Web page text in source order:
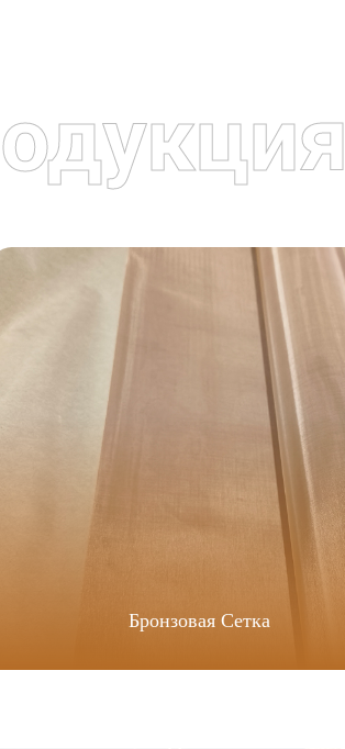
Бронзовая Сетка